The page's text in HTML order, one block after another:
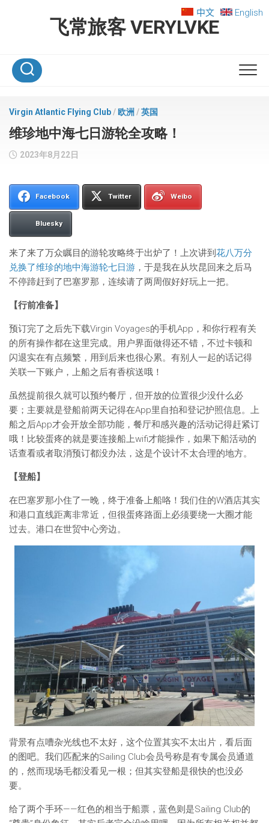
飞常旅客 VERYLVKE
中文 English
Virgin Atlantic Flying Club/ 欧洲 /英国
维珍地中海七日游轮全攻略！
2023年8月22日
Facebook Twitter Weibo
Bluesky
来了来了万众瞩目的游轮攻略终于出炉了！上次讲到 花八万分
兑换了维珍的地中海游轮七日游 ，于是我在从坎昆回来之后马
不停蹄赶到了巴塞罗那，连续请了两周假好好玩上一把。
【行前准备】
预订完了之后先下载Virgin Voyages的手机App，和你行程有关
的所有操作都在这里完成。用户界面做得还不错，不过卡顿和
闪退实在有点频繁，用到后来也很心累。有别人一起的话记得
关联一下账户，上船之后有香槟送哦！
虽然提前很久就可以预约餐厅，但开放的位置很少没什么必
要；主要就是登船前两天记得在App里自拍和登记护照信息。上
船之后App才会开放全部功能，餐厅和感兴趣的活动记得赶紧订
哦！比较蛋疼的就是要连接船上wifi才能操作，如果下船活动的
话查看或者取消预订都没办法，这是个设计不太合理的地方。
【登船】
在巴塞罗那小住了一晚，终于准备上船咯！我们住的W酒店其实
和港口直线距离非常近，但很蛋疼路面上必须要绕一大圈才能
过去。港口在世贸中心旁边。
背景有点嘈杂光线也不太好，这个位置其实不太出片，看后面
的图吧。我们匹配来的Sailing Club会员号称是有专属会员通道
的，然而现场毛都没看见一根；但其实登船是很快的也没必
要。
给了两个手环——红色的相当于船票，蓝色则是Sailing Club的